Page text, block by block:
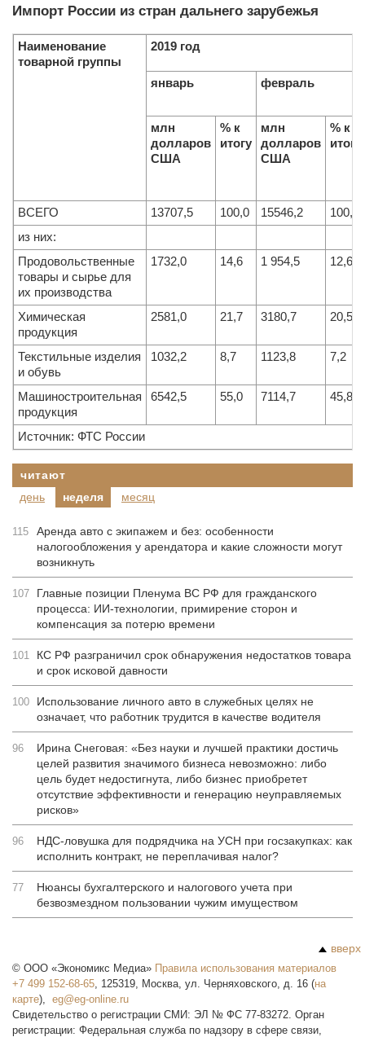
Импорт России из стран дальнего зарубежья
Наименование
товарной группы
2019 год
январь февраль
млн
долларов
США
% к
итогу
млн
долларов
США
% к
итогу
ВСЕГО 13707,5 100,0 15546,2
100,0
из них:
Продовольственные
товары и сырье для
их производства
1732,0 14,6 1 954,5 12,6
Химическая
продукция
2581,0 21,7 3180,7 20,5
Текстильные изделия
и обувь
1032,2 8,7 1123,8 7,2
Машиностроительная
продукция
6542,5 55,0 7114,7 45,8
Источник: ФТС России
читают
день
неделя месяц
115
Аренда авто с экипажем и без: особенности
налогообложения у арендатора и какие сложности могут
возникнуть
107
Главные позиции Пленума ВС РФ для гражданского
процесса: ИИ-технологии, примирение сторон и
компенсация за потерю времени
101
КС РФ разграничил срок обнаружения недостатков товара
и срок исковой давности
100
Использование личного авто в служебных целях не
означает, что работник трудится в качестве водителя
96
Ирина Снеговая: «Без науки и лучшей практики достичь
целей развития значимого бизнеса невозможно: либо
цель будет недостигнута, либо бизнес приобретет
отсутствие эффективности и генерацию неуправляемых
рисков»
96
НДС-ловушка для подрядчика на УСН при госзакупках: как
исполнить контракт, не переплачивая налог?
77
Нюансы бухгалтерского и налогового учета при
безвозмездном пользовании чужим имуществом
вверх
© ООО «Экономикс Медиа» Правила использования материалов
+7 499 152-68-65, 125319, Москва, ул. Черняховского, д. 16 (на
карте),
Свидетельство о регистрации СМИ: ЭЛ № ФС 77-83272. Орган
регистрации: Федеральная служба по надзору в сфере связи,